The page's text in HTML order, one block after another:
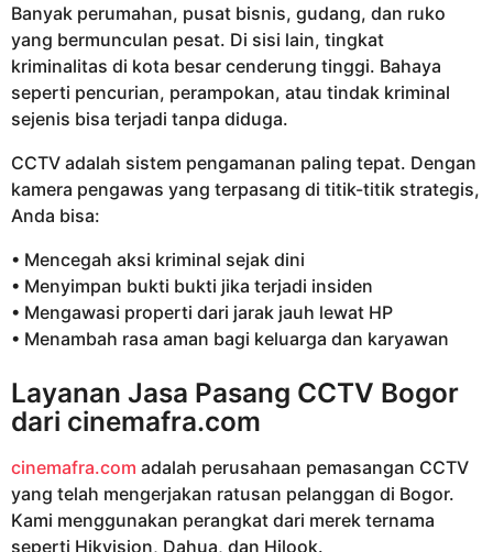
Banyak perumahan, pusat bisnis, gudang, dan ruko
yang bermunculan pesat. Di sisi lain, tingkat
kriminalitas di kota besar cenderung tinggi. Bahaya
seperti pencurian, perampokan, atau tindak kriminal
sejenis bisa terjadi tanpa diduga.
CCTV adalah sistem pengamanan paling tepat. Dengan
kamera pengawas yang terpasang di titik-titik strategis,
Anda bisa:
• Mencegah aksi kriminal sejak dini
• Menyimpan bukti bukti jika terjadi insiden
• Mengawasi properti dari jarak jauh lewat HP
• Menambah rasa aman bagi keluarga dan karyawan
Layanan Jasa Pasang CCTV Bogor
dari cinemafra.com
cinemafra.com adalah perusahaan pemasangan CCTV
yang telah mengerjakan ratusan pelanggan di Bogor.
Kami menggunakan perangkat dari merek ternama
seperti Hikvision, Dahua, dan Hilook.